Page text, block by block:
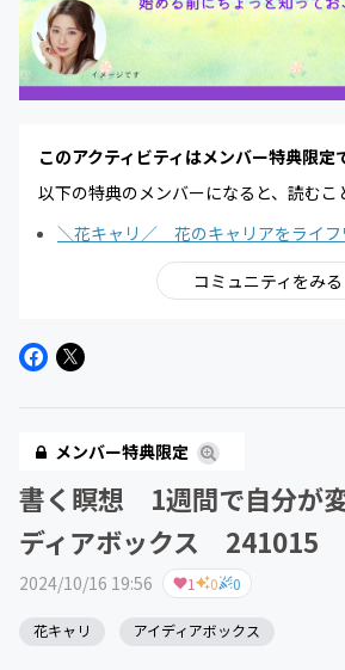
このアクティビティはメンバー特典限定
以下の特典のメンバーになると、読むこ
＼花キャリ／ 花のキャリアをライフ
コミュニティをみる
メンバー特典限定
書く瞑想 1週間で自分が
ディアボックス 241015
2024/10/16 19:56 1 0 0
花キャリ アイディアボックス